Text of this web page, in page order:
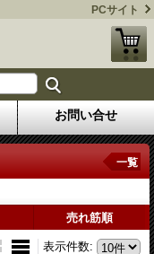
PCサイト
お問い合せ
一覧
売れ筋順
表示件数: